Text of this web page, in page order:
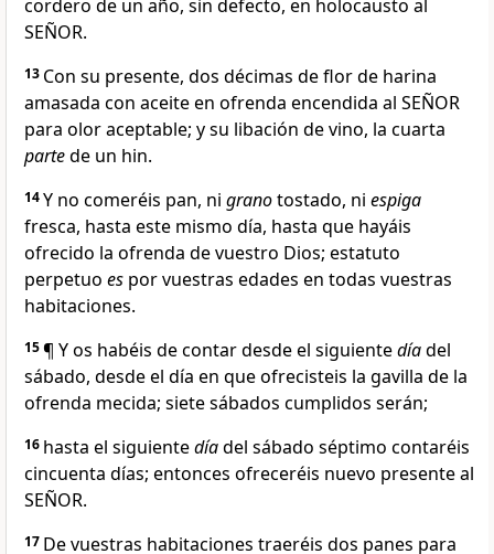
cordero de un año, sin defecto, en holocausto al
SEÑOR.
13 Con su presente, dos décimas de flor de harina
amasada con aceite en ofrenda encendida al SEÑOR
para olor aceptable; y su libación de vino, la cuarta
partede un hin.
14Y no comeréis pan, ni granotostado, ni espiga
fresca, hasta este mismo día, hasta que hayáis
ofrecido la ofrenda de vuestro Dios; estatuto
perpetuo es por vuestras edades en todas vuestras
habitaciones.
15¶ Y os habéis de contar desde el siguientedíadel
sábado, desde el día en que ofrecisteis la gavilla de la
ofrenda mecida; siete sábados cumplidos serán;
16 hasta el siguientedíadel sábado séptimo contaréis
cincuenta días; entonces ofreceréis nuevo presente al
SEÑOR.
17 De vuestras habitaciones traeréis dos panes para